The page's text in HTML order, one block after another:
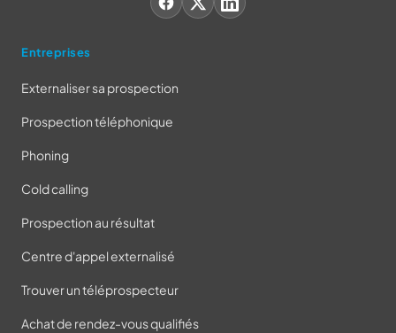
Entreprises
Externaliser sa prospection
Prospection téléphonique
Phoning
Cold calling
Prospection au résultat
Centre d'appel externalisé
Trouver un téléprospecteur
Achat de rendez-vous qualifiés